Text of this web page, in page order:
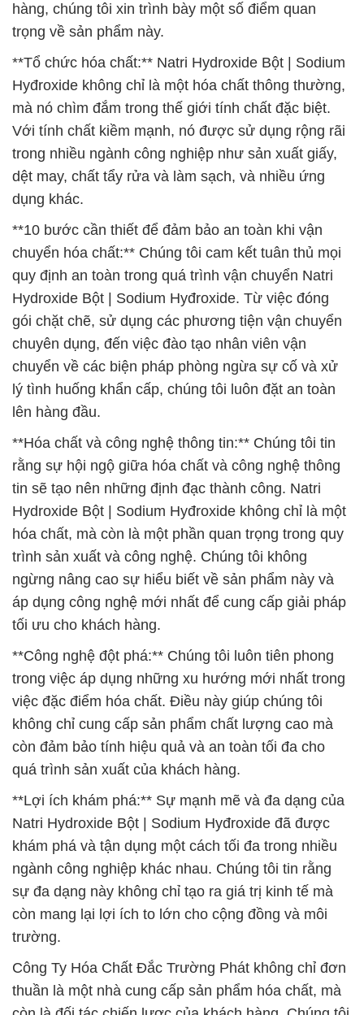
hàng, chúng tôi xin trình bày một số điểm quan
trọng về sản phẩm này.
**Tổ chức hóa chất:** Natri Hydroxide Bột | Sodium
Hyđroxide không chỉ là một hóa chất thông thường,
mà nó chìm đắm trong thế giới tính chất đặc biệt.
Với tính chất kiềm mạnh, nó được sử dụng rộng rãi
trong nhiều ngành công nghiệp như sản xuất giấy,
dệt may, chất tẩy rửa và làm sạch, và nhiều ứng
dụng khác.
**10 bước cần thiết để đảm bảo an toàn khi vận
chuyển hóa chất:** Chúng tôi cam kết tuân thủ mọi
quy định an toàn trong quá trình vận chuyển Natri
Hydroxide Bột | Sodium Hyđroxide. Từ việc đóng
gói chặt chẽ, sử dụng các phương tiện vận chuyển
chuyên dụng, đến việc đào tạo nhân viên vận
chuyển về các biện pháp phòng ngừa sự cố và xử
lý tình huống khẩn cấp, chúng tôi luôn đặt an toàn
lên hàng đầu.
**Hóa chất và công nghệ thông tin:** Chúng tôi tin
rằng sự hội ngộ giữa hóa chất và công nghệ thông
tin sẽ tạo nên những định đạc thành công. Natri
Hydroxide Bột | Sodium Hyđroxide không chỉ là một
hóa chất, mà còn là một phần quan trọng trong quy
trình sản xuất và công nghệ. Chúng tôi không
ngừng nâng cao sự hiểu biết về sản phẩm này và
áp dụng công nghệ mới nhất để cung cấp giải pháp
tối ưu cho khách hàng.
**Công nghệ đột phá:** Chúng tôi luôn tiên phong
trong việc áp dụng những xu hướng mới nhất trong
việc đặc điểm hóa chất. Điều này giúp chúng tôi
không chỉ cung cấp sản phẩm chất lượng cao mà
còn đảm bảo tính hiệu quả và an toàn tối đa cho
quá trình sản xuất của khách hàng.
**Lợi ích khám phá:** Sự mạnh mẽ và đa dạng của
Natri Hydroxide Bột | Sodium Hyđroxide đã được
khám phá và tận dụng một cách tối đa trong nhiều
ngành công nghiệp khác nhau. Chúng tôi tin rằng
sự đa dạng này không chỉ tạo ra giá trị kinh tế mà
còn mang lại lợi ích to lớn cho cộng đồng và môi
trường.
Công Ty Hóa Chất Đắc Trường Phát không chỉ đơn
thuần là một nhà cung cấp sản phẩm hóa chất, mà